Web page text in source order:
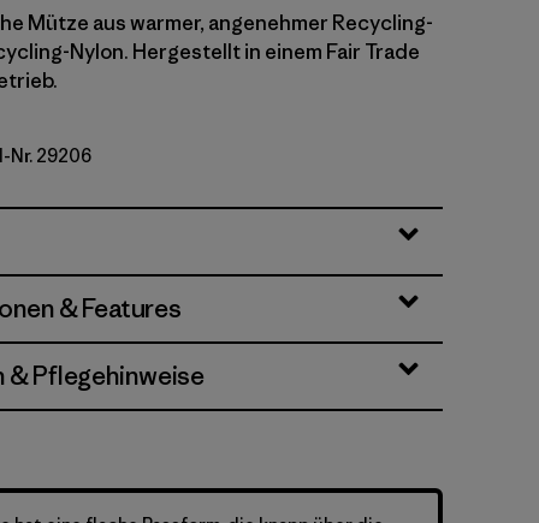
Mütze aus warmer, angenehmer Recycling-
Nylon. Hergestellt in einem Fair Trade
Label: Crisp Grey
Nr. 29206
& Features
& Pflegehinweise